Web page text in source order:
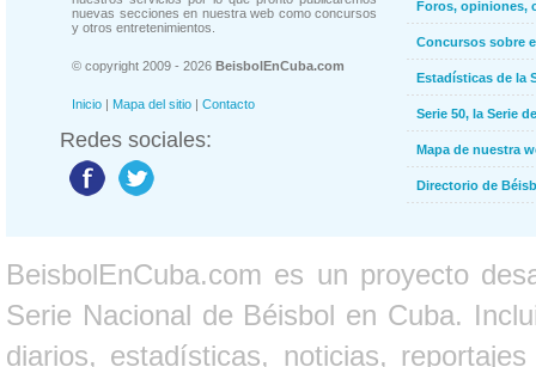
nuevas secciones en nuestra web como concursos
y otros entretenimientos.
© copyright 2009 - 2026 BeisbolEnCuba.com
Inicio | Mapa del sitio | Contacto
Redes sociales:
Foros, opiniones,
Concursos sobre
Estadísticas de la
Serie 50, la Serie
Mapa de nuestra
Directorio de
BeisbolEnCuba.com es un proyecto
Serie Nacional de Béisbol en Cuba.
diarios, estadísticas, noticias,